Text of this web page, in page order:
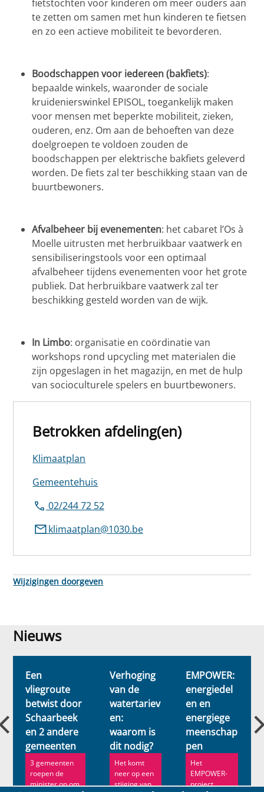
fietstochten voor kinderen om meer ouders aan
te zetten om samen met hun kinderen te fietsen
en zo een actieve mobiliteit te bevorderen.
Boodschappen voor iedereen (bakfiets):
bepaalde winkels, waaronder de sociale
kruidenierswinkel EPISOL, toegankelijk maken
voor mensen met beperkte mobiliteit, zieken,
ouderen, enz. Om aan de behoeften van deze
doelgroepen te voldoen zouden de
boodschappen per elektrische bakfiets geleverd
worden. De fiets zal ter beschikking staan van de
buurtbewoners.
Afvalbeheer bij evenementen: het cabaret l’Os à
Moelle uitrusten met herbruikbaar vaatwerk en
sensibiliseringstools voor een optimaal
afvalbeheer tijdens evenementen voor het grote
publiek. Dat herbruikbare vaatwerk zal ter
beschikking gesteld worden van de wijk.
In Limbo: organisatie en coördinatie van
workshops rond upcycling met materialen die
zijn opgeslagen in het magazijn, en met de hulp
van socioculturele spelers en buurtbewoners.
Betrokken afdeling(en)
Klimaatplan
Gemeentehuis
02/244 72 52
klimaatplan@1030.be
Wijzigingen doorgeven
Nieuws
Nieuws
Een
vliegroute
betwist door
Schaarbeek
en 2 andere
gemeenten
3 gemeenten
roepen de
minister op om
Verhoging
van de
watertariev
en:
waarom is
dit nodig?
Het komt
neer op een
stijging van
EMPOWER:
energiedel
en en
energiege
meenschap
pen
Het
EMPOWER-
project